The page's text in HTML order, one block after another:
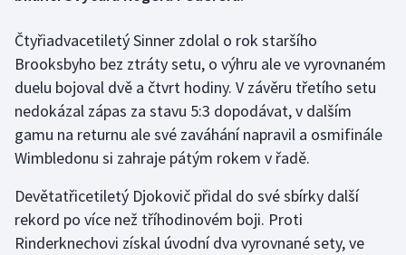
Futsal
Golf
Gymnastika
Házená
Judo
Čtyřiadvacetiletý Sinner zdolal o rok staršího
Brooksbyho bez ztráty setu, o výhru ale ve vyrovnaném
duelu bojoval dvě a čtvrt hodiny. V závěru třetího setu
nedokázal zápas za stavu 5:3 dopodávat, v dalším
gamu na returnu ale své zaváhání napravil a osmifinále
Wimbledonu si zahraje pátým rokem v řadě.
Devětatřicetiletý Djokovič přidal do své sbírky další
rekord po více než tříhodinovém boji. Proti
Rinderknechovi získal úvodní dva vyrovnané sety, ve